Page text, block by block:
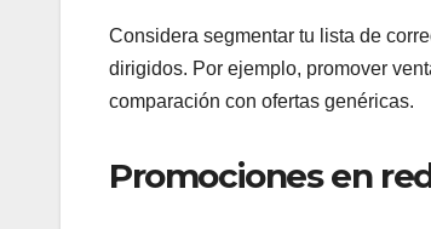
Considera segmentar tu lista de
dirigidos. Por ejemplo, promover
comparación con ofertas genéricas.
Promociones en